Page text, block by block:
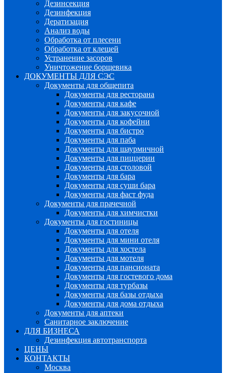
Дезинсекция
Дезинфекция
Дератизация
Анализ воды
Обработка от плесени
Обработка от клещей
Устранение засоров
Уничтожение борщевика
ДОКУМЕНТЫ ДЛЯ СЭС
Документы для общепита
Документы для ресторана
Документы для кафе
Документы для закусочной
Документы для кофейни
Документы для бистро
Документы для паба
Документы для шаурмичной
Документы для пиццерии
Документы для столовой
Документы для бара
Документы для суши бара
Документы для фаст фуда
Документы для прачечной
Документы для химчистки
Документы для гостиницы
Документы для отеля
Документы для мини отеля
Документы для хостела
Документы для мотеля
Документы для пансионата
Документы для гостевого дома
Документы для турбазы
Документы для базы отдыха
Документы для дома отдыха
Документы для аптеки
Санитарное заключение
ДЛЯ БИЗНЕСА
Дезинфекция автотранспорта
ЦЕНЫ
КОНТАКТЫ
Москва